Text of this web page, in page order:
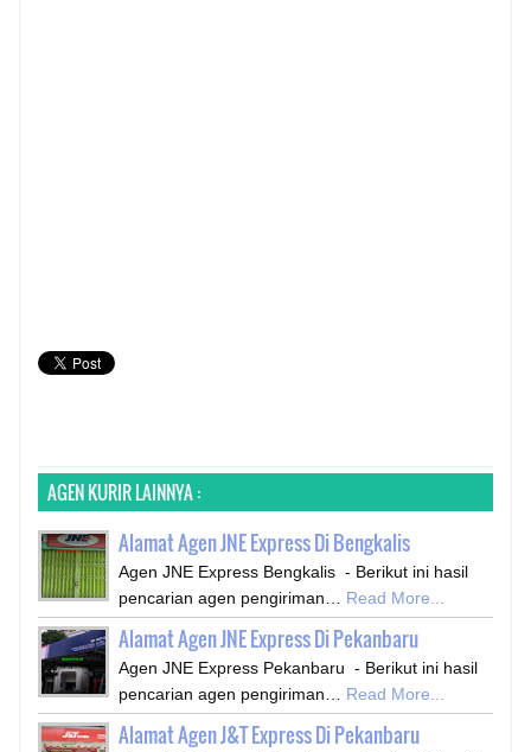
AGEN KURIR LAINNYA :
Alamat Agen JNE Express Di Bengkalis
Agen JNE Express Bengkalis - Berikut ini hasil
pencarian agen pengiriman…
Read More...
Alamat Agen JNE Express Di Pekanbaru
Agen JNE Express Pekanbaru - Berikut ini hasil
pencarian agen pengiriman…
Read More...
Alamat Agen J&T Express Di Pekanbaru